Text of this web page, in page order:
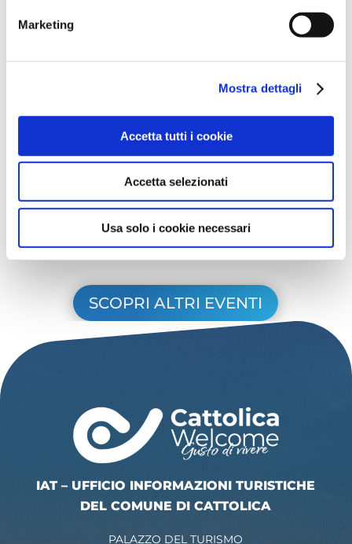
Marketing
Mostra dettagli
Accetta tutti i cookie
Accetta selezionati
Usa solo i cookie necessari
Ingresso Gratuito
Gratuito
Organizzatore:Comune di Cattolica;
VisitRomagna
Scopri di più
SCOPRI ALTRI EVENTI
IAT – UFFICIO INFORMAZIONI TURISTICHE
DEL COMUNE DI CATTOLICA
PALAZZO DEL TURISMO